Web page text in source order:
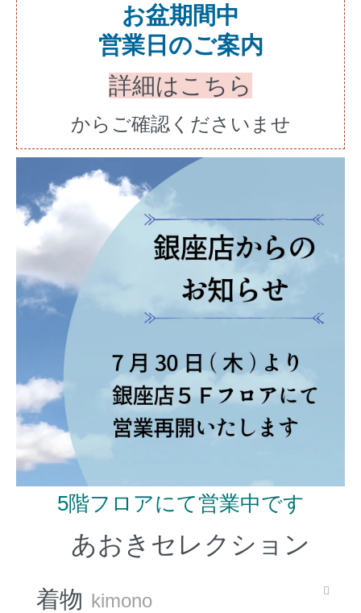
お盆期間中
営業日のご案内
詳細はこちら
からご確認くださいませ
5階フロアにて営業中です
あおきセレクション
着物 kimono